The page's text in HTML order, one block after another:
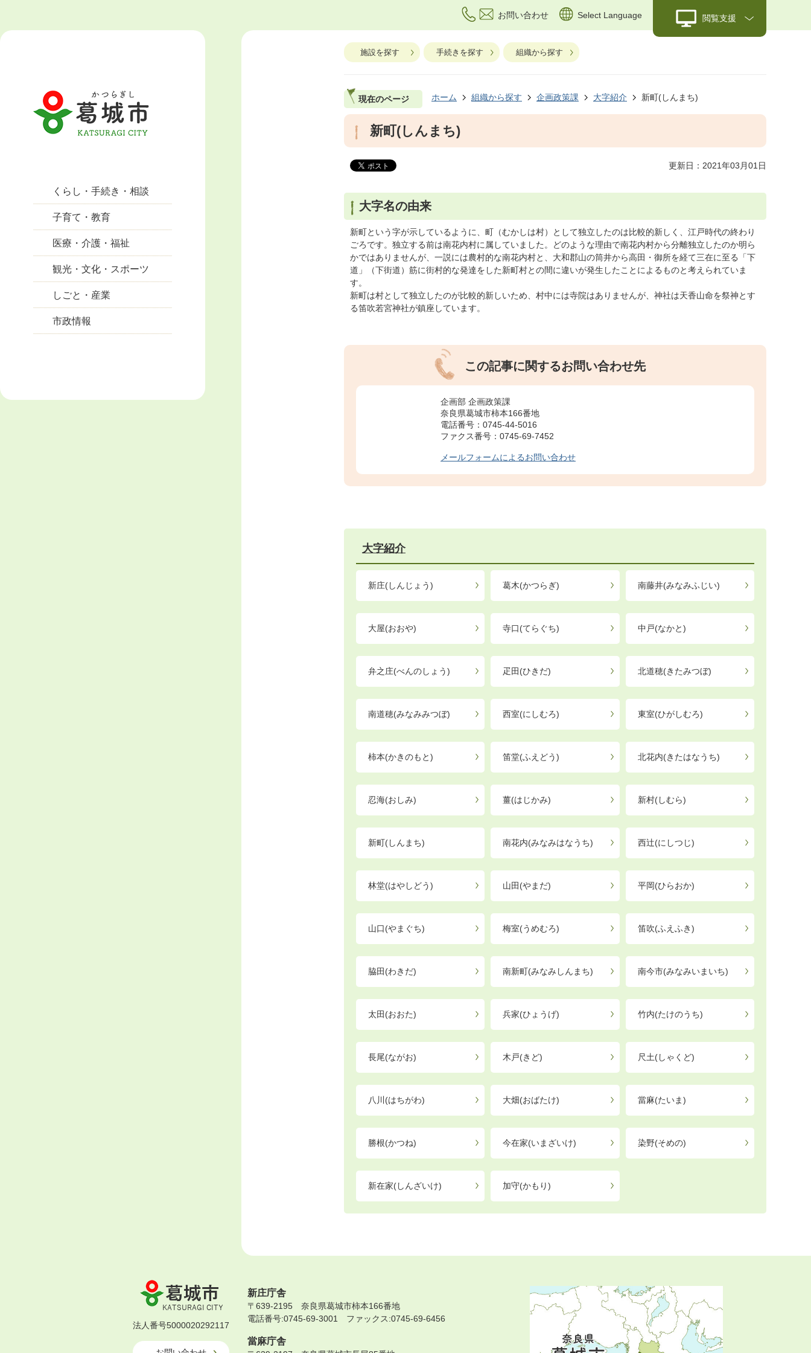
お問い合わせ Select Language 閲覧支援
くらし・手続き・相談
子育て・教育
医療・介護・福祉
観光・文化・スポーツ
しごと・産業
市政情報
施設を探す 手続きを探す 組織から探す
現在のページ ホーム 組織から探す 企画政策課 大字紹介 新町(しんまち)
新町(しんまち)
更新日：2021年03月01日
大字名の由来
新町という字が示しているように、町（むかしは村）として独立したのは比較的新しく、江戸時代の終わり
ごろです。独立する前は南花内村に属していました。どのような理由で南花内村から分離独立したのか明ら
かではありませんが、一説には農村的な南花内村と、大和郡山の筒井から高田・御所を経て三在に至る「下
道」（下街道）筋に街村的な発達をした新町村との間に違いが発生したことによるものと考えられていま
す。
新町は村として独立したのが比較的新しいため、村中には寺院はありませんが、神社は天香山命を祭神とす
る笛吹若宮神社が鎮座しています。
この記事に関するお問い合わせ先
企画部 企画政策課
奈良県葛城市柿本166番地
電話番号：0745-44-5016
ファクス番号：0745-69-7452
メールフォームによるお問い合わせ
大字紹介
新庄(しんじょう) 葛木(かつらぎ) 南藤井(みなみふじい)
大屋(おおや) 寺口(てらぐち) 中戸(なかと)
弁之庄(べんのしょう) 疋田(ひきだ) 北道穂(きたみつぼ)
南道穂(みなみみつぼ) 西室(にしむろ) 東室(ひがしむろ)
柿本(かきのもと) 笛堂(ふえどう) 北花内(きたはなうち)
忍海(おしみ) 薑(はじかみ) 新村(しむら)
新町(しんまち) 南花内(みなみはなうち) 西辻(にしつじ)
林堂(はやしどう) 山田(やまだ) 平岡(ひらおか)
山口(やまぐち) 梅室(うめむろ) 笛吹(ふえふき)
脇田(わきだ) 南新町(みなみしんまち) 南今市(みなみいまいち)
太田(おおた) 兵家(ひょうげ) 竹内(たけのうち)
長尾(ながお) 木戸(きど) 尺土(しゃくど)
八川(はちがわ) 大畑(おばたけ) 當麻(たいま)
勝根(かつね) 今在家(いまざいけ) 染野(そめの)
新在家(しんざいけ) 加守(かもり)
葛
城
市
KATSURAGI
CITY
法人番号5000020292117
新庄庁舎
〒639-2195 奈良県葛城市柿本166番地
電話番号:0745-69-3001 ファックス:0745-69-6456
當麻庁舎